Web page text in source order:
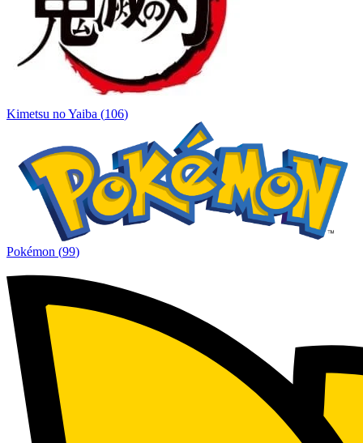
Kimetsu no Yaiba (106)
Pokémon (99)